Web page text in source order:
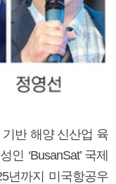
기반 해양 신산업 육
인 ‘BusanSat’ 국제
년까지 미국항공우